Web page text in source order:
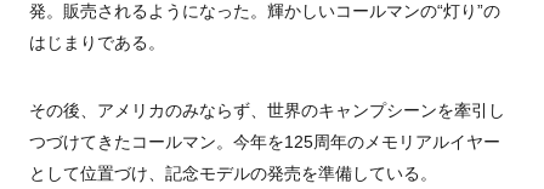
発。販売されるようになった。輝かしいコールマンの“灯り”の
はじまりである。
その後、アメリカのみならず、世界のキャンプシーンを牽引し
つづけてきたコールマン。今年を125周年のメモリアルイヤー
として位置づけ、記念モデルの発売を準備している。